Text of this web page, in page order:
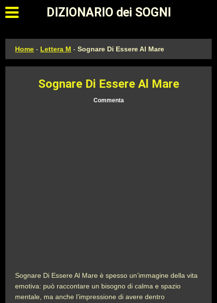
Apri il menu principale
DIZIONARIO dei SOGNI
Home - Lettera M -Sognare Di Essere Al Mare
Sognare Di Essere Al Mare
Commenta
Sognare Di Essere Al Mare è spesso un’immagine della vita
emotiva: può raccontare un bisogno di calma e spazio
mentale, ma anche l’impressione di avere dentro